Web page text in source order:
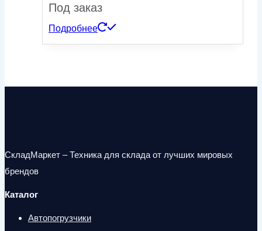
Под заказ
Подробнее
СкладМаркет – Техника для склада от лучших мировых
брендов
Каталог
Автопогрузчики